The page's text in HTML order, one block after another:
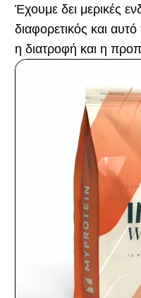
Έχουμε δει μερικές
διαφορετικός και
η διατροφή και η